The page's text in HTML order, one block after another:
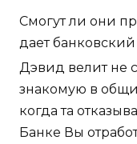
Смогут ли они
дает
Дэвид велит не
знакомую в
когда та
Банке Вы